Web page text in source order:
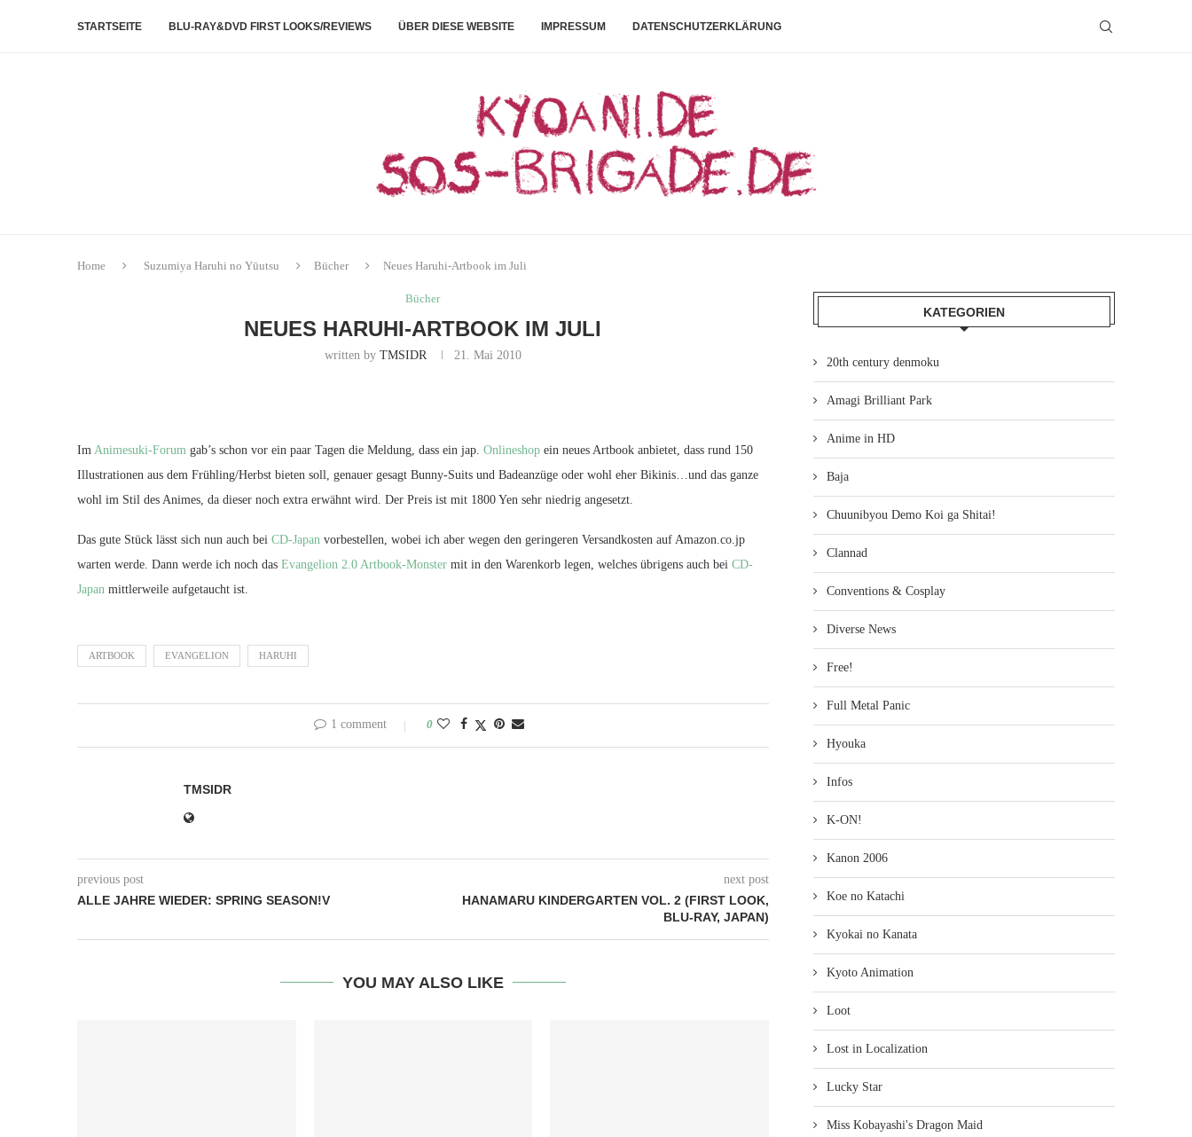
STARTSEITE BLU-RAY&DVD FIRST LOOKS/REVIEWS ÜBER DIESE WEBSITE IMPRESSUM DATENSCHUTZERKLÄRUNG
Home Suzumiya Haruhi no Yūutsu Bücher Neues Haruhi-Artbook im Juli
Bücher
NEUES HARUHI-ARTBOOK IM JULI
written by TMSIDR 21. Mai 2010
Im Animesuki-Forum gab’s schon vor ein paar Tagen die Meldung, dass ein jap. Onlineshop ein neues Artbook anbietet, dass rund 150
Illustrationen aus dem Frühling/Herbst bieten soll, genauer gesagt Bunny-Suits und Badeanzüge oder wohl eher Bikinis…und das ganze
wohl im Stil des Animes, da dieser noch extra erwähnt wird. Der Preis ist mit 1800 Yen sehr niedrig angesetzt.
Das gute Stück lässt sich nun auch bei CD-Japan vorbestellen, wobei ich aber wegen den geringeren Versandkosten auf Amazon.co.jp
warten werde. Dann werde ich noch das Evangelion 2.0 Artbook-Monster mit in den Warenkorb legen, welches übrigens auch bei CD-
Japan mittlerweile aufgetaucht ist.
ARTBOOK EVANGELION HARUHI
1 comment 0
TMSIDR
previous post
ALLE JAHRE WIEDER: SPRING SEASON!V
next post
HANAMARU KINDERGARTEN VOL. 2 (FIRST LOOK,
BLU-RAY, JAPAN)
YOU MAY ALSO LIKE
KATEGORIEN
20th century denmoku
Amagi Brilliant Park
Anime in HD
Baja
Chuunibyou Demo Koi ga Shitai!
Clannad
Conventions & Cosplay
Diverse News
Free!
Full Metal Panic
Hyouka
Infos
K-ON!
Kanon 2006
Koe no Katachi
Kyokai no Kanata
Kyoto Animation
Loot
Lost in Localization
Lucky Star
Miss Kobayashi's Dragon Maid